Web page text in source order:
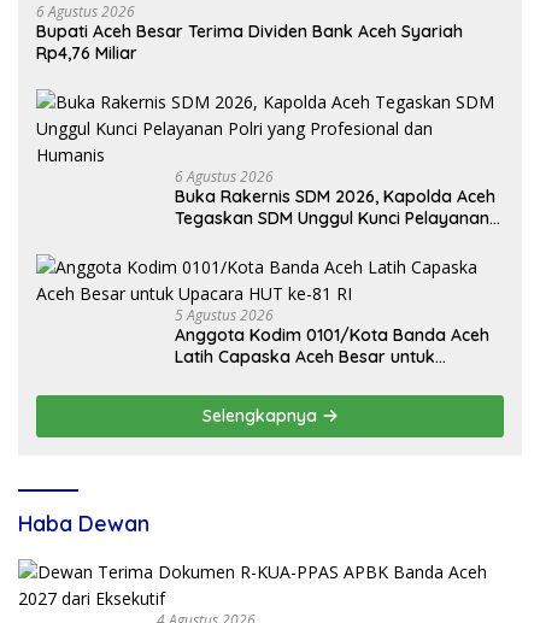
6 Agustus 2026
Bupati Aceh Besar Terima Dividen Bank Aceh Syariah
Rp4,76 Miliar
6 Agustus 2026
Buka Rakernis SDM 2026, Kapolda Aceh
Tegaskan SDM Unggul Kunci Pelayanan
5 Agustus 2026
Anggota Kodim 0101/Kota Banda Aceh
Latih Capaska Aceh Besar untuk
Selengkapnya
Haba Dewan